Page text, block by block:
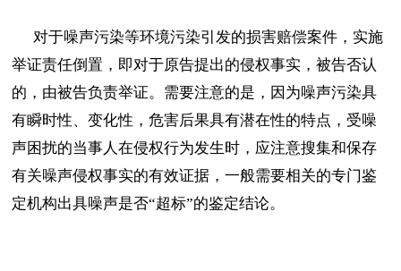
对于噪声污染等环境污染引发的损害赔偿案件，实施
举证责任倒置，即对于原告提出的侵权事实，被告否认
的，由被告负责举证。需要注意的是，因为噪声污染具
有瞬时性、变化性，危害后果具有潜在性的特点，受噪
声困扰的当事人在侵权行为发生时，应注意搜集和保存
有关噪声侵权事实的有效证据，一般需要相关的专门鉴
定机构出具噪声是否“超标”的鉴定结论。